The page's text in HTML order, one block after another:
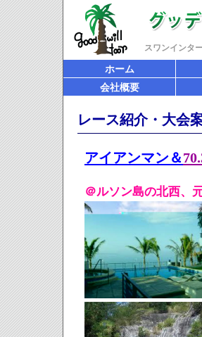
スワンインタ
ホーム
会社概要
レース紹介・大会
アイアンマン＆
＠ルソン島の北西、